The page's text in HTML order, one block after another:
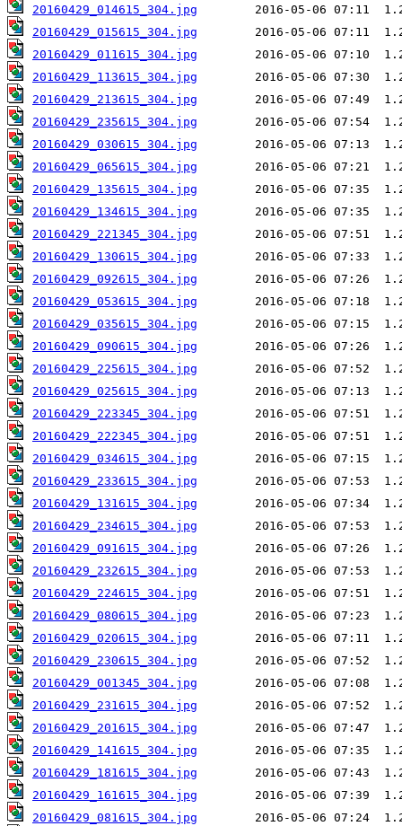
20160429_014615_304.jpg
20160429_015615_304.jpg
20160429_011615_304.jpg
20160429_113615_304.jpg
20160429_213615_304.jpg
20160429_235615_304.jpg
20160429_030615_304.jpg
20160429_065615_304.jpg
20160429_135615_304.jpg
20160429_134615_304.jpg
20160429_221345_304.jpg
20160429_130615_304.jpg
20160429_092615_304.jpg
20160429_053615_304.jpg
20160429_035615_304.jpg
20160429_090615_304.jpg
20160429_225615_304.jpg
20160429_025615_304.jpg
20160429_223345_304.jpg
20160429_222345_304.jpg
20160429_034615_304.jpg
20160429_233615_304.jpg
20160429_131615_304.jpg
20160429_234615_304.jpg
20160429_091615_304.jpg
20160429_232615_304.jpg
20160429_224615_304.jpg
20160429_080615_304.jpg
20160429_020615_304.jpg
20160429_230615_304.jpg
20160429_001345_304.jpg
20160429_231615_304.jpg
20160429_201615_304.jpg
20160429_141615_304.jpg
20160429_181615_304.jpg
20160429_161615_304.jpg
20160429_081615_304.jpg